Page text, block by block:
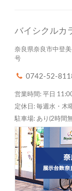
バイシクルカ
奈良県奈良市中登
号
0742-52-
営業時間: 平日
定休日: 毎週水・木
駐車場: あり(2時間